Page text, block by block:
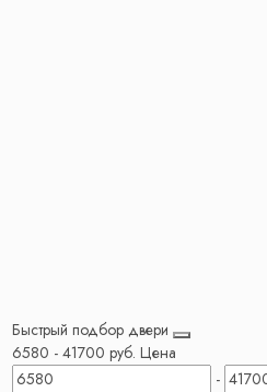
Быстрый подбор двери
6580 - 41700 руб. Цена
-